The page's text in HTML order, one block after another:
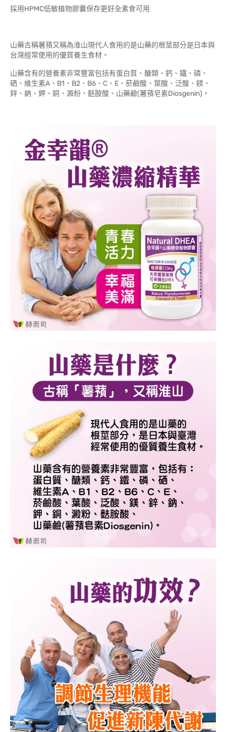
採用HPMC低敏植物膠囊保存更好全素食可用
山藥古稱薯蕷又稱為淮山現代人食用的是山藥的根莖部分是日本與
台灣經常使用的優質養生食材。
山藥含有的營養素非常豐富包括有蛋白質、醣類、鈣、鐵、磷、
硒、維生素A、B1、B2、B6、C、E、菸鹼酸、葉酸、泛酸、鎂、
鋅、鈉、鉀、銅、澱粉、麩胺酸、山藥鹼(薯蕷皂素Diosgenin)。